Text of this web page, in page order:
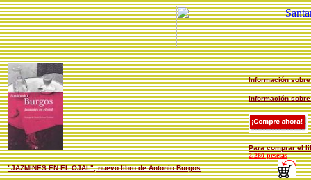
"JAZMINES EN EL OJAL", nuevo libro de Antonio Burgos
Información
Información
Para comprar el
2.280 pesetas